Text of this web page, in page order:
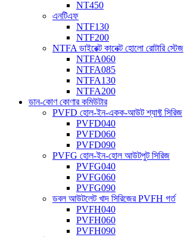
NT450
এনটিএফ
NTF130
NTF200
NTFA ডাইরেক্ট কানেক্ট হোলো রোটারি স্টেজ
NTFA060
NTFA085
NTFA130
NTFA200
ডান-কোণ কোণার কমিউটার
PVFD হোল-ইন-একক-আউট শ্যাফ্ট সিরিজ
PVFD040
PVFD060
PVFD090
PVFG হোল-ইন-হোল আউটপুট সিরিজ
PVFG040
PVFG060
PVFG090
ডবল আউটলেট খাদ সিরিজের PVFH গর্ত
PVFH040
PVFH060
PVFH090